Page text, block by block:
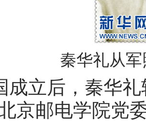
秦华礼从
成立后，秦华
京邮电学院党